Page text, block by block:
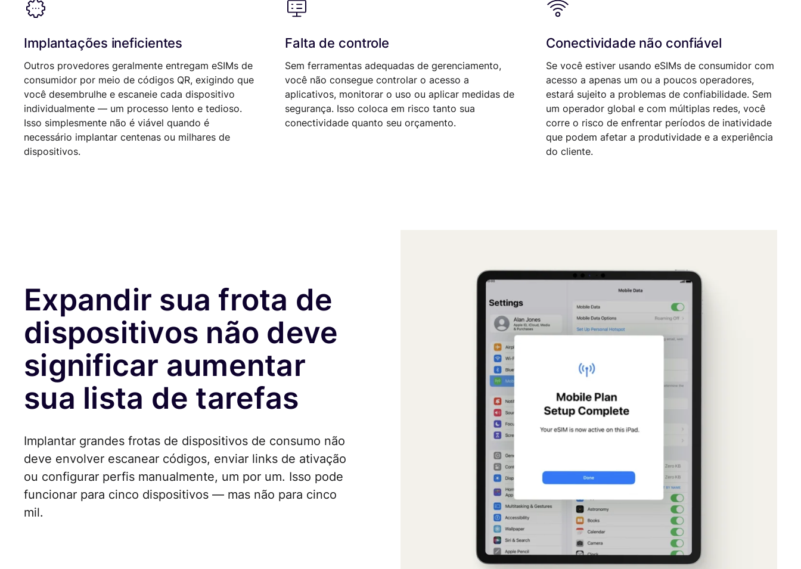
Implantações ineficientes
Outros provedores geralmente entregam eSIMs de
consumidor por meio de códigos QR, exigindo que
você desembrulhe e escaneie cada dispositivo
individualmente — um processo lento e tedioso.
Isso simplesmente não é viável quando é
necessário implantar centenas ou milhares de
dispositivos.
Falta de controle
Sem ferramentas adequadas de gerenciamento,
você não consegue controlar o acesso a
aplicativos, monitorar o uso ou aplicar medidas de
segurança. Isso coloca em risco tanto sua
conectividade quanto seu orçamento.
Conectividade não confiável
Se você estiver usando eSIMs de consumidor com
acesso a apenas um ou a poucos operadores,
estará sujeito a problemas de confiabilidade. Sem
um operador global e com múltiplas redes, você
corre o risco de enfrentar períodos de inatividade
que podem afetar a produtividade e a experiência
do cliente.
Expandir sua frota de
dispositivos não deve
significar aumentar
sua lista de tarefas
Implantar grandes frotas de dispositivos de consumo não
deve envolver escanear códigos, enviar links de ativação
ou configurar perfis manualmente, um por um. Isso pode
funcionar para cinco dispositivos — mas não para cinco
mil.